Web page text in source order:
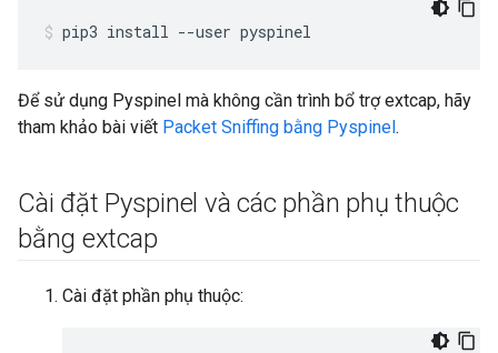
pip3 install --user pyspinel
Để sử dụng Pyspinel mà không cần trình bổ trợ extcap, hãy
tham khảo bài viết Packet Sniffing bằng Pyspinel.
Cài đặt Pyspinel và các phần phụ thuộc
bằng extcap
Cài đặt phần phụ thuộc: